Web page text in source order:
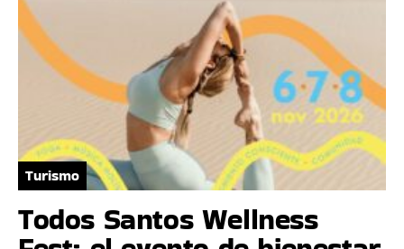
Turismo
Todos Santos Wellness